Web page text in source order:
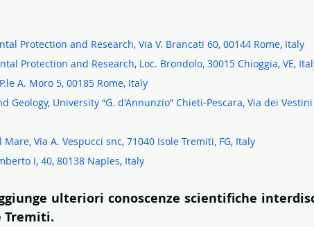
Protection and Research, Via V. Brancati 60, 00144 Rome, Italy
Protection and Research, Loc. Brondolo, 30015 Chioggia, VE,
A. Moro 5, 00185 Rome, Italy
University “G. d'Annunzio” Chieti-Pescara, Via dei
Via A. Vespucci snc, 71040 Isole Tremiti, FG, Italy
I, 40, 80138 Naples, Italy
ulteriori conoscenze scientifiche
Tremiti.